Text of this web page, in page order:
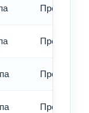
Превод -
Превод -
Превод -
Превод -